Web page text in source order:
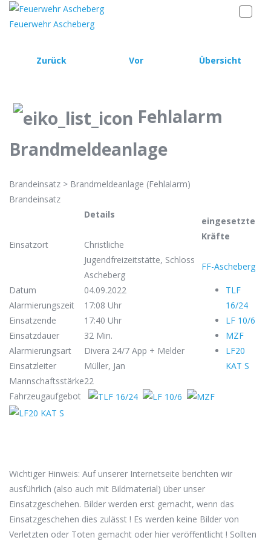
Feuerwehr Ascheberg
Zurück Vor Übersicht
Fehlalarm
Brandmeldeanlage
Brandeinsatz > Brandmeldeanlage (Fehlalarm)
Brandeinsatz
Einsatzort
Details
Christliche
Jugendfreizeitstätte, Schloss
Ascheberg
Datum
04.09.2022
Alarmierungszeit
17:08 Uhr
Einsatzende
17:40 Uhr
Einsatzdauer
32 Min.
Alarmierungsart
Divera 24/7 App + Melder
Einsatzleiter
Müller, Jan
Mannschaftsstärke22
eingesetzte
Kräfte
FF-Ascheberg
TLF
16/24
LF 10/6
MZF
LF20
KAT S
Fahrzeugaufgebot
Wichtiger Hinweis: Auf unserer Internetseite berichten wir
ausführlich (also auch mit Bildmaterial) über unser
Einsatzgeschehen. Bilder werden erst gemacht, wenn das
Einsatzgeschehen dies zulässt ! Es werden keine Bilder von
Verletzten oder Toten gemacht oder hier veröffentlicht ! Sollten